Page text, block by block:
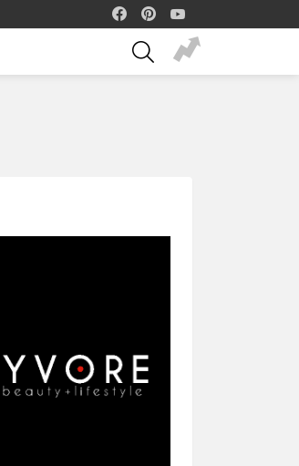
facebook
SEARCH